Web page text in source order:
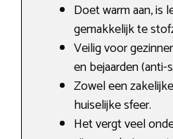
Doet warm aan, is
gemakkelijk te
Veilig voor
en bejaarden (anti-
Zowel een
huiselijke sfeer.
Het vergt veel